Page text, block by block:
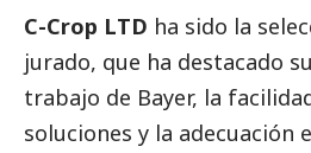
C-Crop LTD ha sido la
jurado, que ha destacado
trabajo de Bayer, la
soluciones y la adecuación